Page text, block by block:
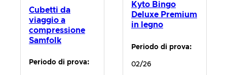
Cubetti da
viaggio a
compressione
Samfolk
Periodo di prova:
Kyto Bingo
Deluxe Premium
in legno
Periodo di prova:
02/26